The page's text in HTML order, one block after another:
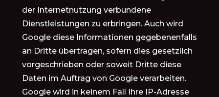
der Internetnutzung verbundene
Dienstleistungen zu erbringen. Auch wird
Google diese Informationen gegebenenfalls
an Dritte übertragen, sofern dies gesetzlich
vorgeschrieben oder soweit Dritte diese
Daten im Auftrag von Google verarbeiten.
Google wird in keinem Fall Ihre IP-Adresse